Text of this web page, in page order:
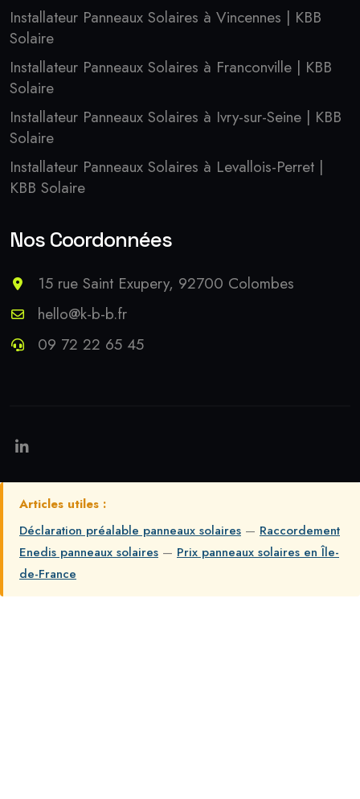
Installateur Panneaux Solaires à Vincennes | KBB
Solaire
Installateur Panneaux Solaires à Franconville | KBB
Solaire
Installateur Panneaux Solaires à Ivry-sur-Seine | KBB
Solaire
Installateur Panneaux Solaires à Levallois-Perret |
KBB Solaire
Nos Coordonnées
15 rue Saint Exupery, 92700 Colombes
hello@k-b-b.fr
09 72 22 65 45
Articles utiles :
Déclaration préalable panneaux solaires — Raccordement
Enedis panneaux solaires — Prix panneaux solaires en Île-
de-France